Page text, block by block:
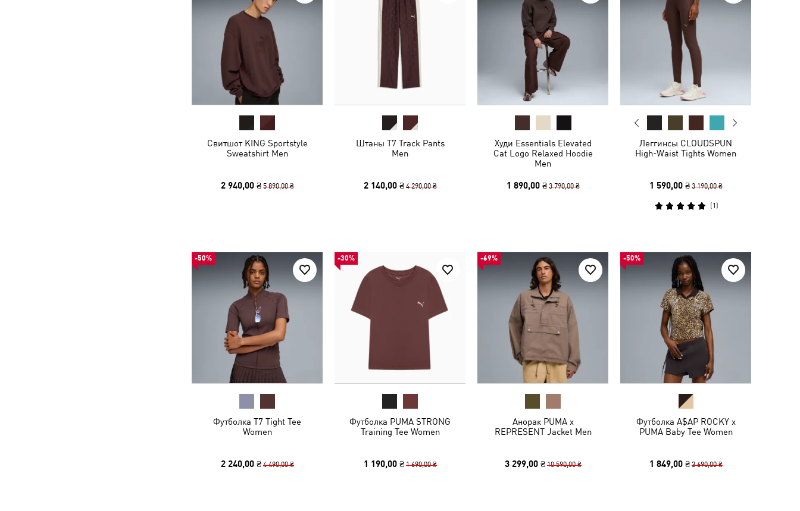
Свитшот KING Sportstyle
Sweatshirt Men
2 940,00 ₴ 5 890,00 ₴
Штаны T7 Track Pants
Men
2 140,00 ₴ 4 290,00 ₴
Худи Essentials Elevated
Cat Logo Relaxed Hoodie
Men
1 890,00 ₴ 3 790,00 ₴
Леггинсы CLOUDSPUN
High-Waist Tights Women
1 590,00 ₴ 3 190,00 ₴
(1 )
-50%
Футболка T7 Tight Tee
Women
2 240,00 ₴ 4 490,00 ₴
-30%
Футболка PUMA STRONG
Training Tee Women
1 190,00 ₴ 1 690,00 ₴
-69%
Анорак PUMA x
REPRESENT Jacket Men
3 299,00 ₴ 10 590,00 ₴
-50%
Футболка A$AP ROCKY x
PUMA Baby Tee Women
1 849,00 ₴ 3 690,00 ₴